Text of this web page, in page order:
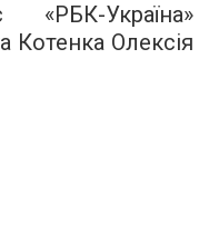
Україна»
Котенка Олексія